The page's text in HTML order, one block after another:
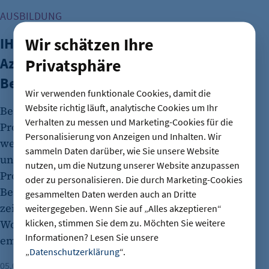
Wir schätzen Ihre
Privatsphäre
Wir verwenden funktionale Cookies, damit die
Website richtig läuft, analytische Cookies um Ihr
Verhalten zu messen und Marketing-Cookies für die
Personalisierung von Anzeigen und Inhalten. Wir
sammeln Daten darüber, wie Sie unsere Website
nutzen, um die Nutzung unserer Website anzupassen
oder zu personalisieren. Die durch Marketing-Cookies
gesammelten Daten werden auch an Dritte
weitergegeben. Wenn Sie auf „Alles akzeptieren“
klicken, stimmen Sie dem zu. Möchten Sie weitere
Informationen? Lesen Sie unsere
„Datenschutzerklärung“.
AUSBILDUNG
IHK-Umfragen: Hohe Zufriedenheit bei
Azubis – doch Wohnungsnot bremst
Berlins Ausbildungsmarkt
Berlins Auszubildende sind sehr zufrieden: 85
Prozent würden ihren Arbeitgeber
weiterempfehlen. Dennoch bleiben viele Plätze
unbesetzt. Neben dem klassischen Matching-
Problem blockiert zunehmend der angespannte
Berliner Wohnungsmarkt den Berufseinstieg. Das
zeigen aktuelle IHK-Umfragen und eine
Wohnbedarfsstudie des Forschungsinstituts
empirica.
05.08.2026